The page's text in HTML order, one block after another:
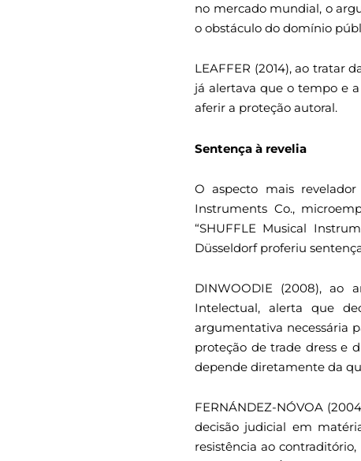
no mercado mundial, o
o obstáculo do domínio
LEAFFER (2014), ao tratar
já alertava que o tempo e
aferir a proteção autoral.
Sentença à revelia
O aspecto mais
Instruments Co.,
“SHUFFLE Musical
Düsseldorf proferiu
DINWOODIE (2008), ao
Intelectual, alerta que
argumentativa necessária
proteção de trade dress e
depende diretamente da
FERNÁNDEZ-NÓVOA
decisão judicial em
resistência ao